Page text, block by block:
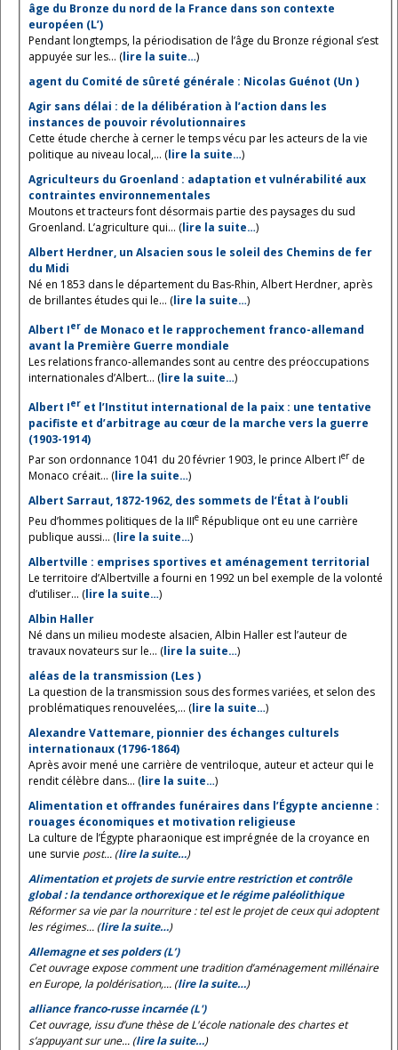
âge du Bronze du nord de la France dans son contexte
européen (L’)
Pendant longtemps, la périodisation de l’âge du Bronze régional s’est
appuyée sur les... (lire la suite…)
agent du Comité de sûreté générale : Nicolas Guénot (Un )
Agir sans délai : de la délibération à l’action dans les
instances de pouvoir révolutionnaires
Cette étude cherche à cerner le temps vécu par les acteurs de la vie
politique au niveau local,... (lire la suite…)
Agriculteurs du Groenland : adaptation et vulnérabilité aux
contraintes environnementales
Moutons et tracteurs font désormais partie des paysages du sud
Groenland. L’agriculture qui... (lire la suite…)
Albert Herdner, un Alsacien sous le soleil des Chemins de fer
du Midi
Né en 1853 dans le département du Bas-Rhin, Albert Herdner, après
de brillantes études qui le... (lire la suite…)
Albert Ier de Monaco et le rapprochement franco-allemand
avant la Première Guerre mondiale
Les relations franco-allemandes sont au centre des préoccupations
internationales d’Albert... (lire la suite…)
Albert Ier et l’Institut international de la paix : une tentative
pacifiste et d’arbitrage au cœur de la marche vers la guerre
(1903-1914)
Par son ordonnance 1041 du 20 février 1903, le prince Albert Ierde
Monaco créait... (lire la suite…)
Albert Sarraut, 1872-1962, des sommets de l’État à l’oubli
Peu d’hommes politiques de la IIIe République ont eu une carrière
publique aussi... (lire la suite…)
Albertville : emprises sportives et aménagement territorial
Le territoire d’Albertville a fourni en 1992 un bel exemple de la volonté
d’utiliser... (lire la suite…)
Albin Haller
Né dans un milieu modeste alsacien, Albin Haller est l’auteur de
travaux novateurs sur le... (lire la suite…)
aléas de la transmission (Les )
La question de la transmission sous des formes variées, et selon des
problématiques renouvelées,... (lire la suite…)
Alexandre Vattemare, pionnier des échanges culturels
internationaux (1796-1864)
Après avoir mené une carrière de ventriloque, auteur et acteur qui le
rendit célèbre dans... (lire la suite…)
Alimentation et offrandes funéraires dans l’Égypte ancienne :
rouages économiques et motivation religieuse
La culture de l’Égypte pharaonique est imprégnée de la croyance en
une survie post... (lire la suite…)
Alimentation et projets de survie entre restriction et contrôle
global : la tendance orthorexique et le régime paléolithique
Réformer sa vie par la nourriture : tel est le projet de ceux qui adoptent
les régimes... (lire la suite…)
Allemagne et ses polders (L’)
Cet ouvrage expose comment une tradition d’aménagement millénaire
en Europe, la poldérisation,... (lire la suite…)
alliance franco-russe incarnée (L')
Cet ouvrage, issu d’une thèse de L'école nationale des chartes et
s’appuyant sur une... (lire la suite…)